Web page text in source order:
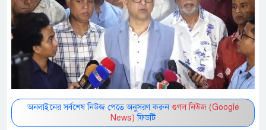
অনলাইনের সর্বশেষ নিউজ পেতে অনুসরণ করুন গুগল নিউজ (Google
News) ফিডটি